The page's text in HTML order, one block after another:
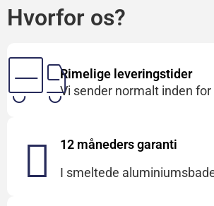
Hvorfor os?
Rimelige leveringstider
Vi sender normalt inden for
12 måneders garanti
I smeltede